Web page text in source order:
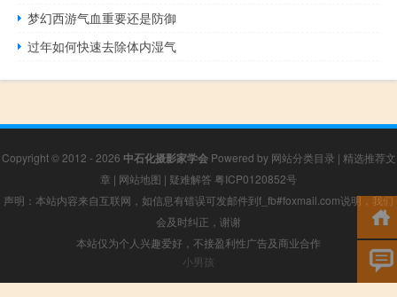
梦幻西游气血重要还是防御
过年如何快速去除体内湿气
Copyright © 2012 - 2026 中石化摄影家学会Powered by 网站分类目录 | 精选推荐文
章 | 网站地图 | 疑难解答 粤ICP0120852号
声明：本站内容来自互联网，如信息有错误可发邮件到f_fb#foxmail.com说明，我们
会及时纠正，谢谢
本站仅为个人兴趣爱好，不接盈利性广告及商业合作
小男孩